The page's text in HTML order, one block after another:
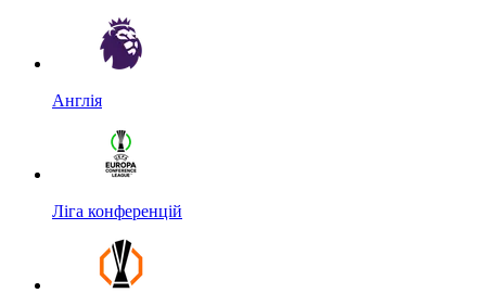
Англія
Ліга конференцій